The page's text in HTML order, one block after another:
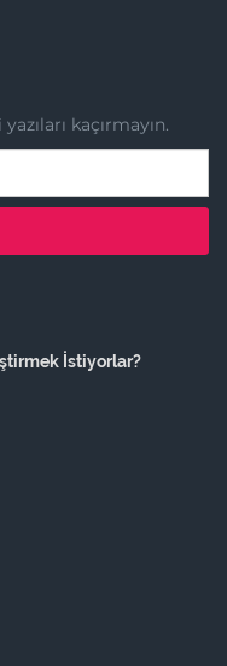
kaçırmayın.
İstiyorlar?